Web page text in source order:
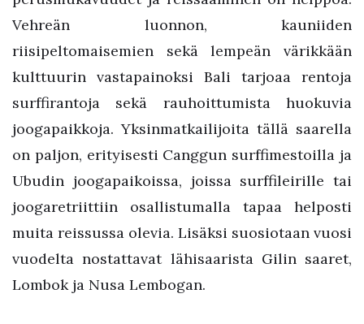
Vehreän luonnon, kauniiden
riisipeltomaisemien sekä lempeän värikkään
kulttuurin vastapainoksi Bali tarjoaa rentoja
surffirantoja sekä rauhoittumista huokuvia
joogapaikkoja. Yksinmatkailijoita tällä saarella
on paljon, erityisesti Canggun surffimestoilla ja
Ubudin joogapaikoissa, joissa surffileirille tai
joogaretriittiin osallistumalla tapaa helposti
muita reissussa olevia. Lisäksi suosiotaan vuosi
vuodelta nostattavat lähisaarista Gilin saaret,
Lombok ja Nusa Lembogan.